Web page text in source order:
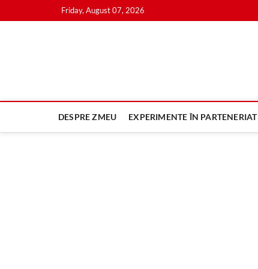
to
Friday, August 07, 2026
DESPRE ZMEU EXPERIMENTE ÎN PARTENERIAT